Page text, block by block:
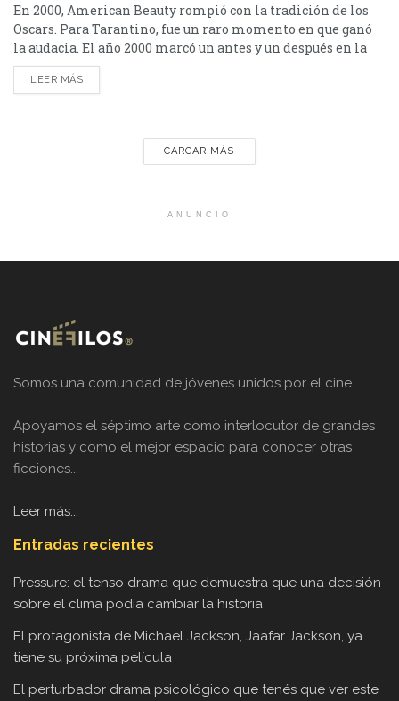
En 2000, American Beauty rompió con la tradición de los
Oscars. Para Tarantino, fue un raro momento en que ganó
la audacia. El año 2000 marcó un antes y un después en la
historia de los Premios Oscar. En una edición repleta de
títulos reconocidos como El sexto sentido, La milla verde y
LEER MÁS
CARGAR MÁS
ANUNCIO
Somos una comunidad de jóvenes unidos por el cine.
Apoyamos el séptimo arte como interlocutor de grandes
historias y como el mejor espacio para conocer otras
ficciones...
Leer más...
Entradas recientes
Pressure: el tenso drama que demuestra que una decisión
sobre el clima podía cambiar la historia
El protagonista de Michael Jackson, Jaafar Jackson, ya
tiene su próxima película
El perturbador drama psicológico que tenés que ver este